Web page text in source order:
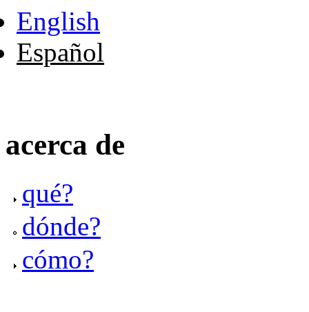
English
Español
acerca de
qué?
dónde?
cómo?